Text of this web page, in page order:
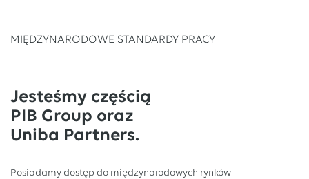
MIĘDZYNARODOWE STANDARDY PRACY
Jesteśmy częścią
PIB Group oraz
Uniba Partners.
Posiadamy dostęp do międzynarodowych rynków